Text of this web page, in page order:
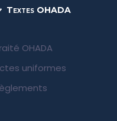
Textes OHADA
OHADA
uniformes